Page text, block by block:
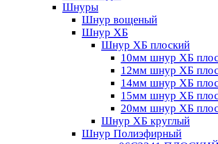
Шнуры
Шнур вощеный
Шнур ХБ
Шнур ХБ плоский
10мм шнур ХБ
12мм шнур ХБ
14мм шнур ХБ
15мм шнур ХБ
20мм шнур ХБ
Шнур ХБ круглый
Шнур Полиэфирный